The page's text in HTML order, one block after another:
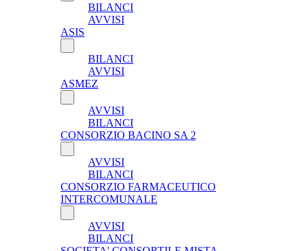
BILANCI
AVVISI
ASIS
BILANCI
AVVISI
ASMEZ
AVVISI
BILANCI
CONSORZIO BACINO SA 2
AVVISI
BILANCI
CONSORZIO FARMACEUTICO
INTERCOMUNALE
AVVISI
BILANCI